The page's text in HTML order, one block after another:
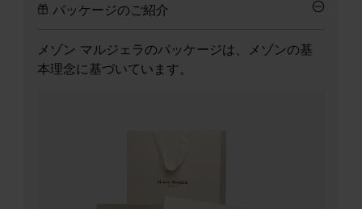
パッケージのご紹介
メゾン マルジェラのパッケージは、メゾンの基
本理念に基づいています。